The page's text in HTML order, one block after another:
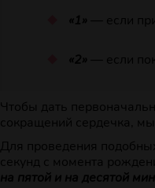
«1» — если
«2» — если
Чтобы дать
сокращений сердечка,
Для проведения
секунд с момента
на пятой и на десятой